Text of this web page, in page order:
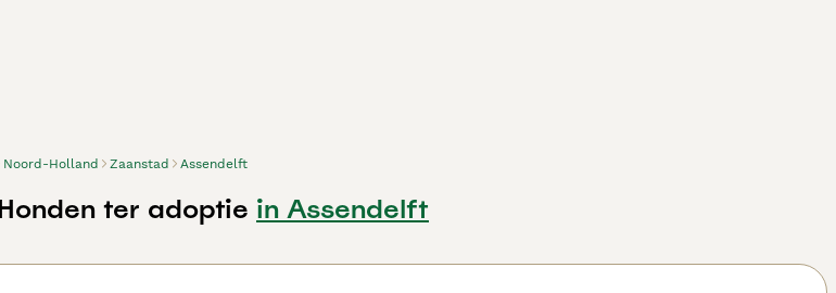
Noord-Holland Zaanstad Assendelft
ter adoptie in Assendelft